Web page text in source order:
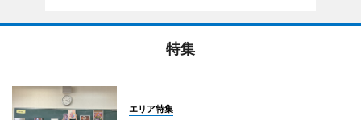
特集
エリア特集